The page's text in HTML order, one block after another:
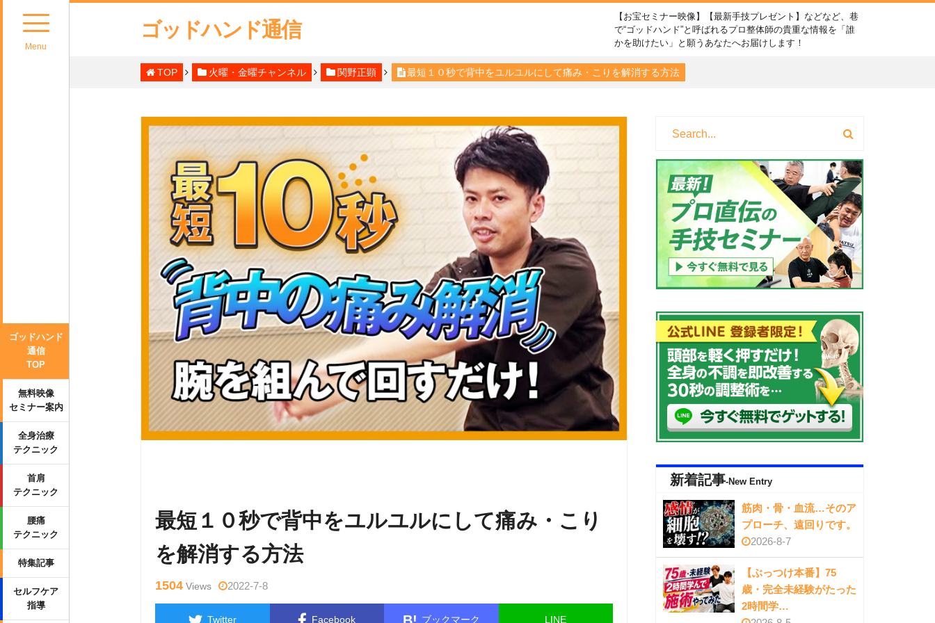
Menu
ゴッドハンド
通信
TOP
無料映像
セミナー案内
全身治療
テクニック
首肩
テクニック
腰痛
テクニック
特集記事
セルフケア
指導
ゴッドハンド通信
【お宝セミナー映像】【最新手技プレゼント】などなど、巷
で“ゴッドハンド”と呼ばれるプロ整体師の貴重な情報を「誰
かを助けたい」と願うあなたへお届けします！
TOP 火曜・金曜チャンネル 関野正顕 最短１０秒で背中をユルユルにして痛み・こりを解消する方法
最短１０秒で背中をユルユルにして痛み・こり
を解消する方法
1504 Views 2022-7-8
Twitter Facebook ブックマーク LINE
新着記事-New Entry
筋肉・骨・血流…そのア
プローチ、遠回りです。
2026-8-7
【ぶっつけ本番】75
歳・完全未経験がたった
2時間学…